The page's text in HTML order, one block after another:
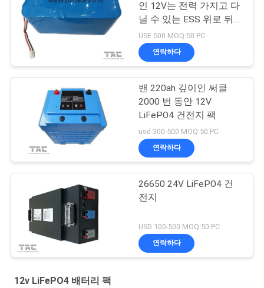
인 12V는 전력 가지고 다
닐 수 있는 ESS 위로 뒤
쪽을 위해 26650 9.9AH
를 선회합니다
USE 500 MOQ:50 PC
연락하다
밴 220ah 깊이인 써클
2000 번 동안 12V
LiFePO4 건전지 팩
usd 300-500 MOQ:50 PC
연락하다
26650 24V LiFePO4 건
전지
USD 100-500 MOQ:50 PC
연락하다
12v LiFePO4 배터리 팩